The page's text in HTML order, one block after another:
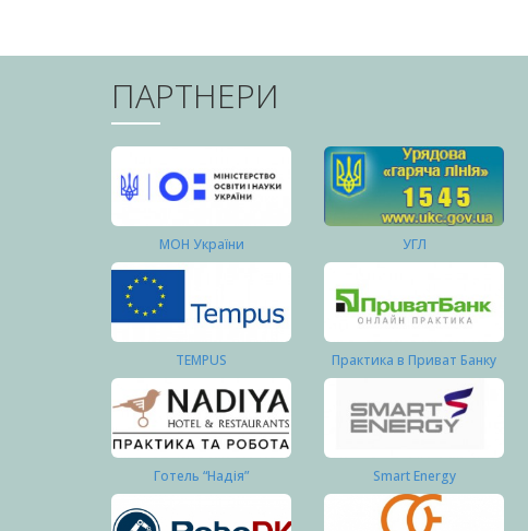
ПАРТНЕРИ
МОН України УГЛ
TEMPUS Практика в Приват Банку
Готель “Надія” Smart Energy